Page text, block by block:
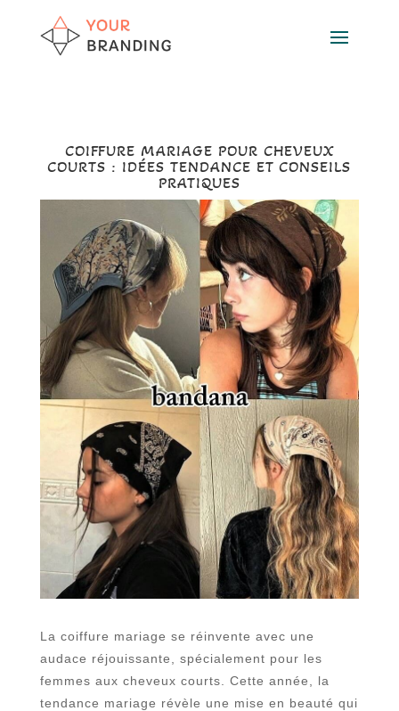
COIFFURE MARIAGE POUR CHEVEUX
COURTS : IDÉES TENDANCE ET CONSEILS
PRATIQUES
La coiffure mariage se réinvente avec une
audace réjouissante, spécialement pour les
femmes aux cheveux courts. Cette année, la
tendance mariage révèle une mise en beauté qui